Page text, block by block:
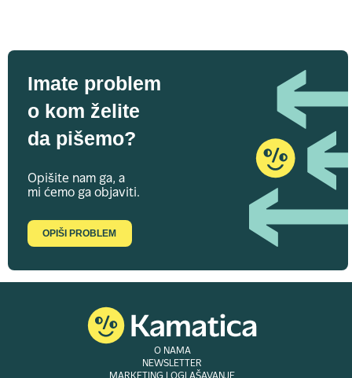
Imate problem
o kom želite
da pišemo?
Opišite nam ga, a
mi ćemo ga objaviti.
OPIŠI PROBLEM
O NAMA
NEWSLETTER